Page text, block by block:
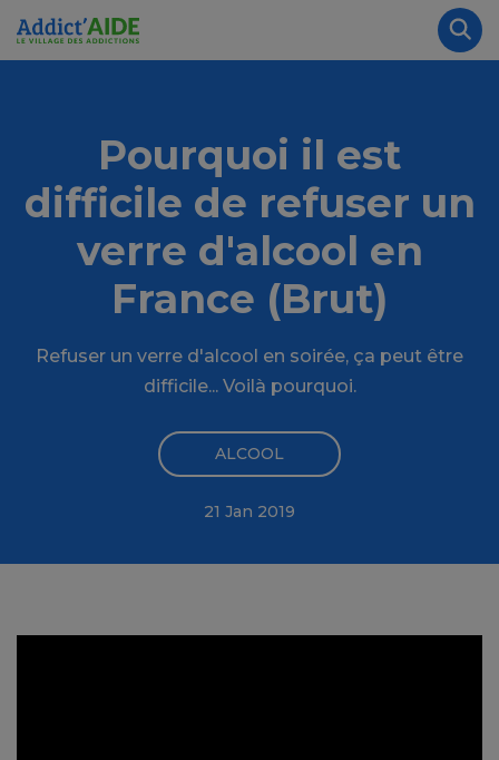
Aller au contenu principal
Pourquoi il est
difficile de refuser un
verre d'alcool en
France (Brut)
Refuser un verre d'alcool en soirée, ça peut être
difficile... Voilà pourquoi.
ALCOOL
21 Jan 2019
Panneau de gestion des cookies